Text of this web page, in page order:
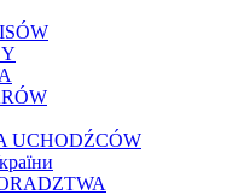
UCHODŹCÓW